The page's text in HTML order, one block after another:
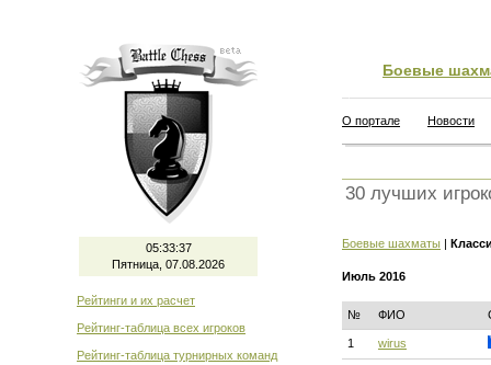
05:33:38
Пятница, 07.08.2026
Рейтинги и их расчет
Рейтинг-таблица всех игроков
Рейтинг-таблица турнирных команд
Боевые
О портале Новости
30 лучших
Боевые шахматы |
Июль 2016
№ ФИО
1 wirus